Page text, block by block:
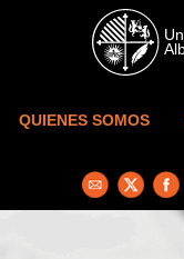
Skip to main content
QUIENES SOMOS